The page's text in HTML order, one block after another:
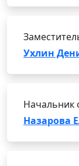
Ухлин
Начальник
Назарова